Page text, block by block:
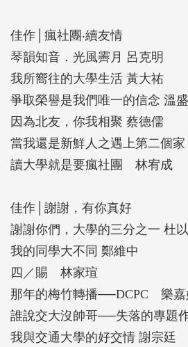
佳作│瘋社團‧續友情
琴韻知音．光風霽月 呂克明
我所嚮往的大學生活 黃大祐
爭取榮譽是我們唯一的信念 溫
因為北友，你我相聚 蔡德儒
當我還是新鮮人之遇上第二個家
讀大學就是要瘋社團 林宥成
佳作│謝謝，有你真好
謝謝你們，大學的三分之一 杜
我的同學大不同 鄭維中
四／賜 林家瑄
那年的梅竹轉播──DCPC 樂嘉
誰說交大沒帥哥──失落的專題
我與交通大學的好交情 謝宗廷